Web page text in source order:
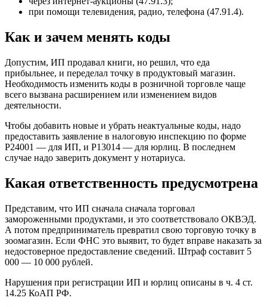
при помощи телевидения, радио, телефона (47.91.4).
Как и зачем менять коды
Допустим, ИП продавал книги, но решил, что еда
прибыльнее, и переделал точку в продуктовый магазин.
Необходимость изменить коды в розничной торговле чаще
всего вызвана расширением или изменением видов
деятельности.
Чтобы добавить новые и убрать неактуальные коды, надо
предоставить заявление в налоговую инспекцию по форме
Р24001 — для ИП, и Р13014 — для юрлиц. В последнем
случае надо заверить документ у нотариуса.
Какая ответственность предусмотрена
Представим, что ИП сначала сначала торговал
замороженными продуктами, и это соответствовало ОКВЭД.
А потом предприниматель превратил свою торговую точку в
зоомагазин. Если ФНС это выявит, то будет вправе наказать за
недостоверное предоставление сведений. Штраф составит 5
000 — 10 000 рублей.
Нарушения при регистрации ИП и юрлиц описаны в ч. 4 ст.
14.25 КоАП РФ.